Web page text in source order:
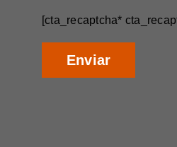
[cta_recaptcha*